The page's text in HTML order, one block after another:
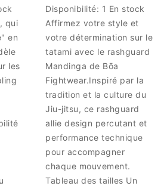
qui
en
les
Disponibilité: 1 En stock
Affirmez votre style et
votre détermination sur le
tatami avec le rashguard
Mandinga de Bōa
Fightwear.Inspiré par la
tradition et la culture du
Jiu-jitsu, ce rashguard
allie design percutant et
performance technique
pour accompagner
chaque mouvement.
Tableau des tailles Un